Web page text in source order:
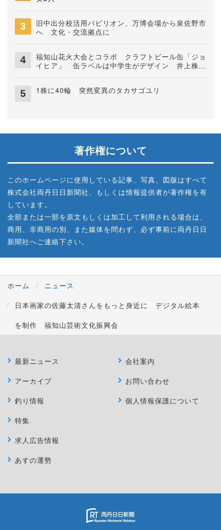
旧中出分校活用パビリオン、万博会場から泉佐野市
へ 文化・交流拠点に
福知山花火大会とコラボ クラフトビール缶「ジョ
イヒア」 缶ラベルは中学生がデザイン 井上株式
1株に40輪 突然変異のタカサゴユリ
著作権について
このホームページに使用している記事、写真、図版はすべて
株式会社両丹日日新聞社、もしくは情報提供者が著作権を有
しています。
全部または一部を原文もしくは加工して利用される場合は、
商用、非商用の別、また媒体を問わず、必ず事前に両丹日日
新聞社へご連絡下さい。
ホーム
ニュース
日本画家の佐藤太清さんをもっと身近に デジタル絵本
を制作 福知山芸術文化振興会
最新ニュース
アーカイブ
釣り情報
特集
求人広告情報
あすの運勢
会社案内
お問い合わせ
個人情報保護について